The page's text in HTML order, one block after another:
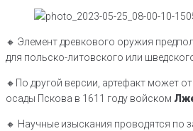
🔸️ Элемент древкового оружия
для польско-литовского или
🔸️По другой версии, артефакт может
осады Пскова в 1611 году войском
🔸️ Научные изыскания проводятся по